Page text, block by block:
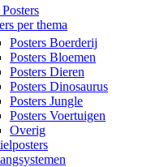
per thema
Posters Boerderij
Posters Bloemen
Posters Dieren
Posters Dinosaurus
Posters Jungle
Posters Voertuigen
Overig